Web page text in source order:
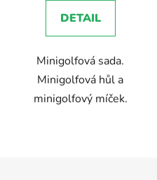
5,0
z
hvězdiček.
DETAIL
Minigolfová sada.
Minigolfová hůl a
minigolfový míček.